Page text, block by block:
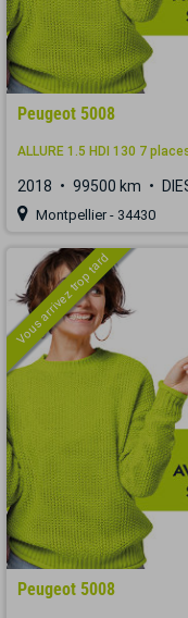
Peugeot 5008
ALLURE 1.5 HDI 130 7
2018 99500 km
Montpellier - 34430
Vous arrivez trop tard
Peugeot 5008